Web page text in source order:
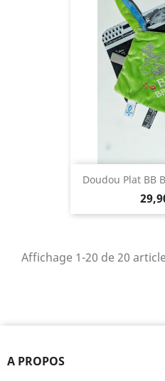
Doudou Plat BB
Affichage 1-20 de 20
A PROPOS